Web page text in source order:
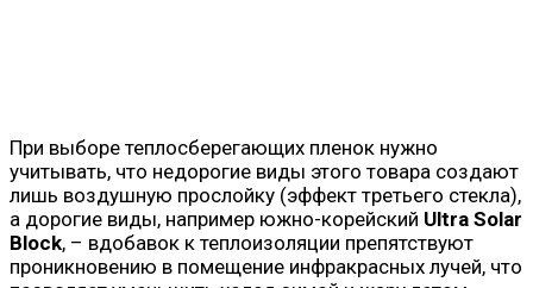
При выборе теплосберегающих пленок нужно
учитывать, что недорогие виды этого товара создают
лишь воздушную прослойку (эффект третьего стекла),
а дорогие виды, например южно-корейский Ultra Solar
Block, – вдобавок к теплоизоляции препятствуют
проникновению в помещение инфракрасных лучей, что